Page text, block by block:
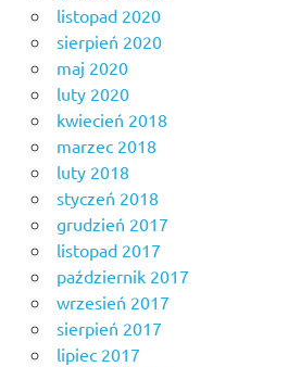
listopad 2020
sierpień 2020
maj 2020
luty 2020
kwiecień 2018
marzec 2018
luty 2018
styczeń 2018
grudzień 2017
listopad 2017
październik 2017
wrzesień 2017
sierpień 2017
lipiec 2017